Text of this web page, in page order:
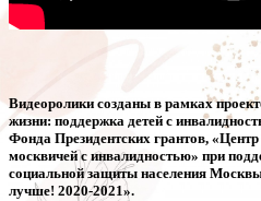
Видеоролики созданы в рамках
жизни: поддержка детей с
Фонда Президентских грантов,
москвичей с инвалидностью» при
социальной защиты населения
лучше! 2020-2021».